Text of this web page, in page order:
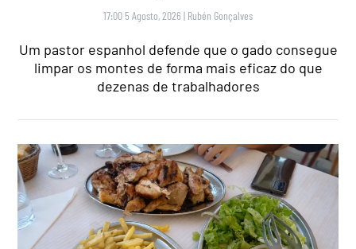
17:00 5 Agosto, 2026 | Rubén Gonçalves
Um pastor espanhol defende que o gado consegue
limpar os montes de forma mais eficaz do que
dezenas de trabalhadores